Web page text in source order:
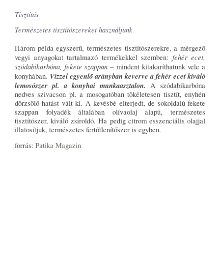
Tisztítás
Természetes tisztítószereket használjunk
Három példa egyszerű, természetes tisztítószerekre, a mérgező
vegyi anyagokat tartalmazó termékekkel szemben: fehér ecet,
szódabikarbóna, fekete szappan– mindent kitakaríthatunk vele a
konyhában. Vízzel egyenlő arányban keverve a fehér ecet kiváló
lemosószer pl. a konyhai munkaasztalon. A szódabikarbóna
nedves szivacson pl. a mosogatóban tökéletesen tisztít, enyhén
dörzsölő hatást vált ki. A kevésbé elterjedt, de sokoldalú fekete
szappan folyadék általában olívaolaj alapú, természetes
tisztítószer, kiváló zsíroldó. Ha pedig citrom esszenciális olajjal
illatosítjuk, természetes fertőtlenítőszer is egyben.
forrás: Patika Magazin